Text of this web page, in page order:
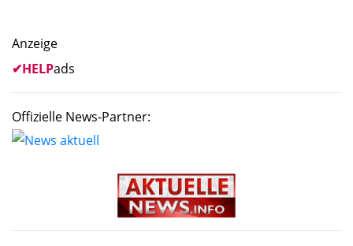
Anzeige
✔HELPads
Offizielle News-Partner: